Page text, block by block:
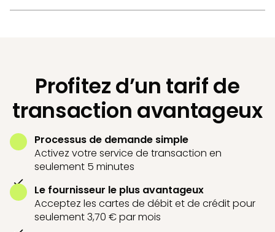
Profitez d’un tarif de
transaction avantageux
Processus de demande simple
Activez votre service de transaction en
seulement 5 minutes
Le fournisseur le plus avantageux
Acceptez les cartes de débit et de crédit pour
seulement 3,70 € par mois